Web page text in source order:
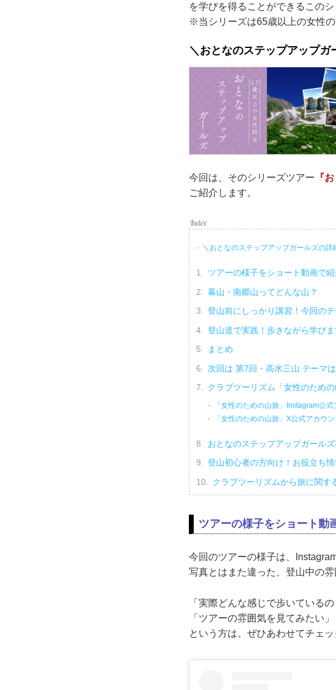
を学びを得ることができるこの
※当シリーズは65歳以上の女性
＼おとなのステップアップガ
今回は、そのシリーズツアー 『
ご紹介します。
＼おとなのステップアップガールズの詳
ツアーの様子をショート動画で紹
幕山・南郷山ってどんな山？
登山前にしっかり講習！今回の
登山道で実践！歩きながら学びま
まとめ
次回は 第7回・高水三山 テーマ
クラブツーリズム「女性のため
「女性のための山旅」Instagram公
「女性のための山旅」X公式アカウ
おとなのステップアップガール
登山初心者の方向け！お役立ち情
クラブツーリズムから旅に関す
ツアーの様子をショート動
今回のツアーの様子は、
写真とはまた違った、登山中の
「実際どんな感じで歩いているの
「ツアーの雰囲気を見てみたい」
という方は、ぜひあわせてチェッ